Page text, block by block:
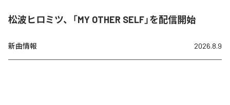
松波ヒロミツ、「MY OTHER SELF」を配信開始
新曲情報 2026.8.9